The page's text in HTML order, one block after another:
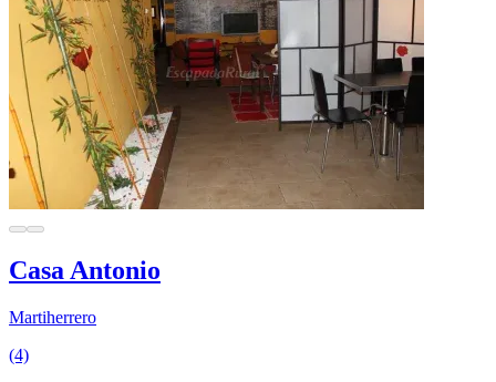
Casa Antonio
Martiherrero
(4)